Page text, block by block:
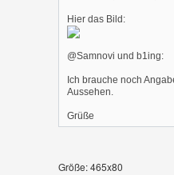
Hier das Bild:
@Samnovi und b1ing:
Ich brauche noch
Aussehen.
Grüße
Größe: 465x80